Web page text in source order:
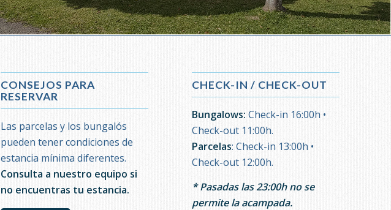
CONSEJOS PARA
RESERVAR
Las parcelas y los bungalós
pueden tener condiciones de
estancia mínima diferentes.
Consulta a nuestro equipo si
no encuentras tu estancia.
CHECK-IN / CHECK-OUT
Bungalows: Check-in 16:00h •
Check-out 11:00h.
Parcelas: Check-in 13:00h •
Check-out 12:00h.
* Pasadas las 23:00h no se
permite la acampada.